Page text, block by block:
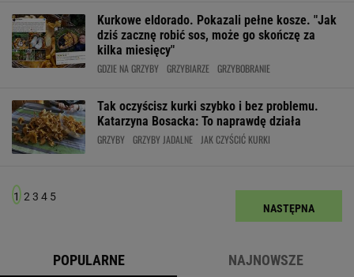
Kurkowe eldorado. Pokazali pełne kosze. "Jak
dziś zacznę robić sos, może go skończę za
kilka miesięcy"
GDZIE NA GRZYBY GRZYBIARZE GRZYBOBRANIE
Tak oczyścisz kurki szybko i bez problemu.
Katarzyna Bosacka: To naprawdę działa
GRZYBY GRZYBY JADALNE JAK CZYŚCIĆ KURKI
1 2 3 4 5
NASTĘPNA
POPULARNE NAJNOWSZE